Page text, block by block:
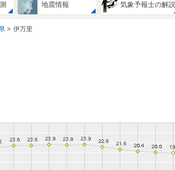
地震情報 気象予報士の解説
伊万里